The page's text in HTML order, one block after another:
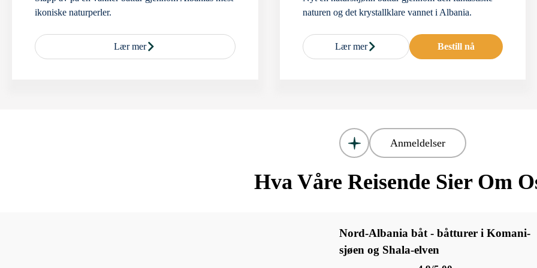
ikoniske naturperler.
Lær mer
naturen og det krystallklare vannet i Albania.
Lær mer Bestill nå
Anmeldelser
Hva Våre Reisende Sier Om
Nord-Albania båt - båtturer i Komani-
sjøen og Shala-elven